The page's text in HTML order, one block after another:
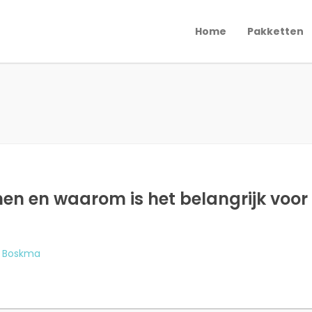
Home Pakketten
en waarom is het belangrijk